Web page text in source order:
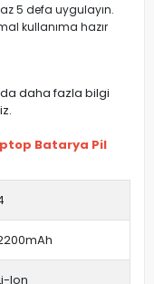
5 defa uygulayın.
kullanıma hazır
daha fazla bilgi
Batarya Pil
Ion